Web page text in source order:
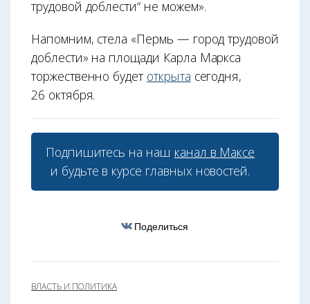
трудовой доблести“ не можем».
Напомним, стела «Пермь — город трудовой
доблести» на площади Карла Маркса
торжественно будет открыта сегодня,
26 октября.
Подпишитесь на наш канал в Максе
и будьте в курсе главных новостей.
Поделиться
ВЛАСТЬ И ПОЛИТИКА